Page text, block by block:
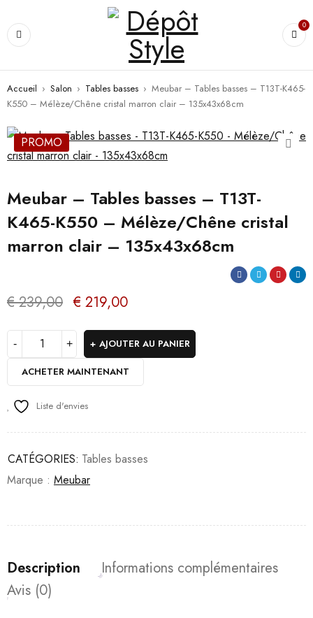
0
Accueil › Salon › Tables basses › Meubar – Tables basses – T13T-K465-
K550 – Mélèze/Chêne cristal marron clair – 135x43x68cm
PROMO
Meubar – Tables basses – T13T-
K465-K550 – Mélèze/Chêne cristal
marron clair – 135x43x68cm
€239,00 € 219,00
AJOUTER AU PANIER
ACHETER MAINTENANT
Liste d'envies
CATÉGORIES: Tables basses
Marque : Meubar
Description
Informations complémentaires
Avis (0)